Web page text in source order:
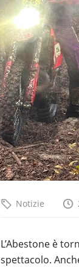
Notizie
L’Abestone è
spettacolo.